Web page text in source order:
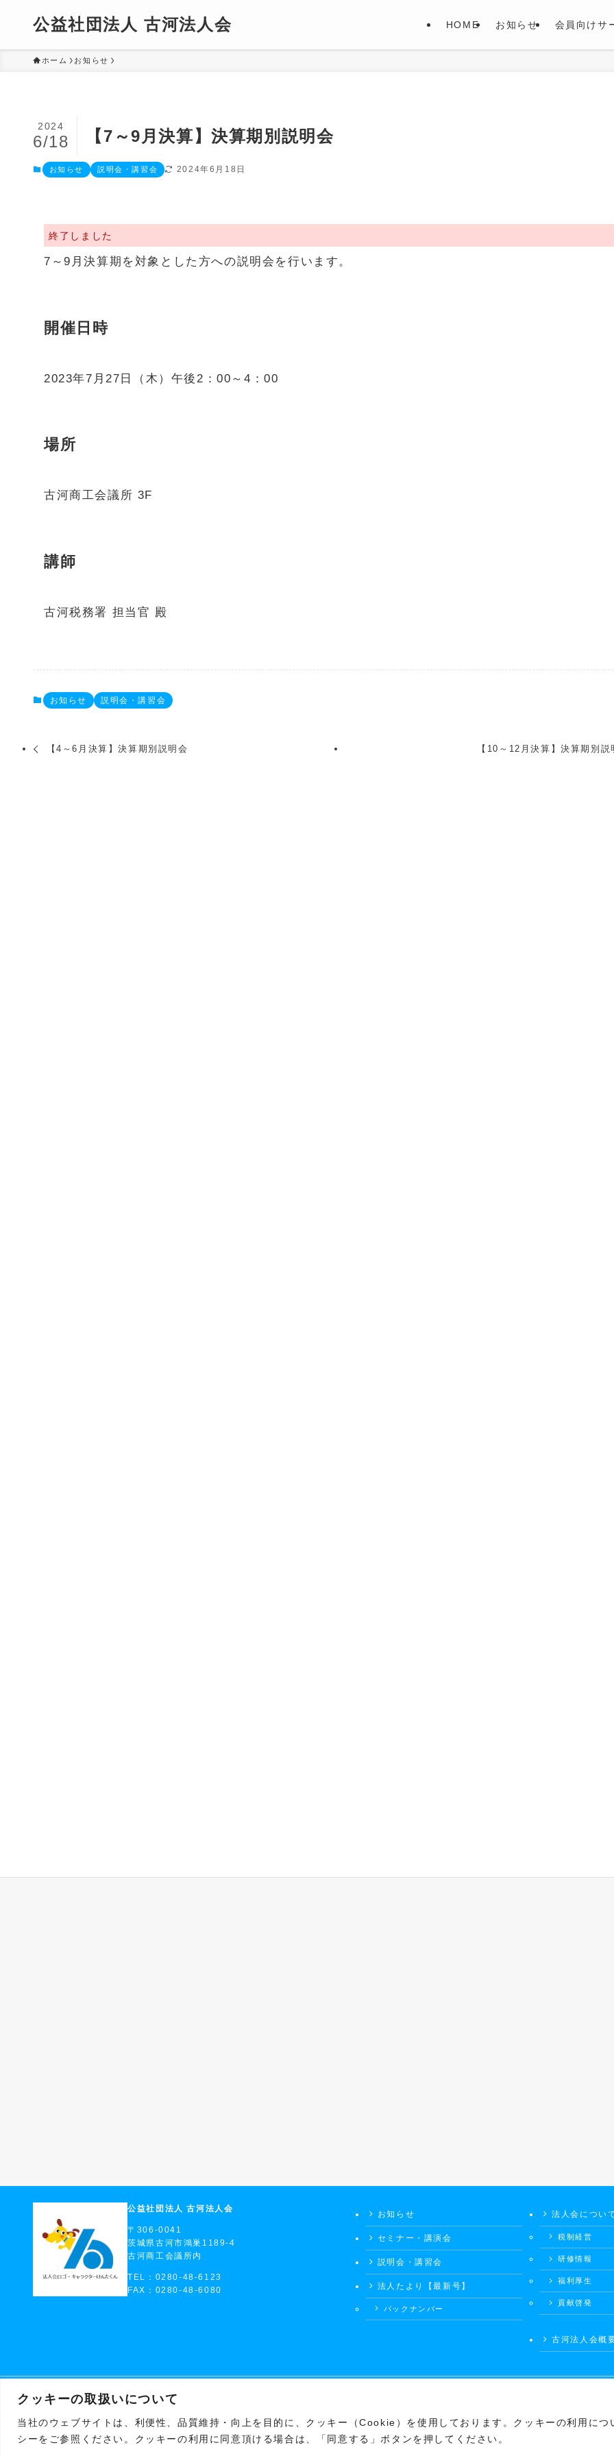
クッキーの取扱いについて
当社のウェブサイトは、利便性、品質維持・向上を目的に、クッキー（Cookie）を使用しております。クッキーの利用につ
シーをご参照ください。クッキーの利用に同意頂ける場合は、「同意する」ボタンを押してください。
公益社団法人 古河法人会 HOME お知らせ 会員向けサ
ホーム お知らせ
【7～9月決算】決算期別説明会
2024
6/18
お知らせ 説明会・講習会 2024年6月18日
終了しました
7～9月決算期を対象とした方への説明会を行います。
開催日時
2023年7月27日（木）午後2：00～4：00
場所
古河商工会議所 3F
講師
古河税務署 担当官 殿
お知らせ 説明会・講習会
【4～6月決算】決算期別説明会 【10～12月決算】決算期別説
公益社団法人 古河法人会
〒306-0041
茨城県古河市鴻巣1189-4
古河商工会議所内
TEL：0280-48-6123
FAX：0280-48-6080
お知らせ
セミナー・講演会
説明会・講習会
法人たより【最新号】
バックナンバー
法人会につい
税制経営
研修情報
福利厚生
貢献啓発
古河法人会概